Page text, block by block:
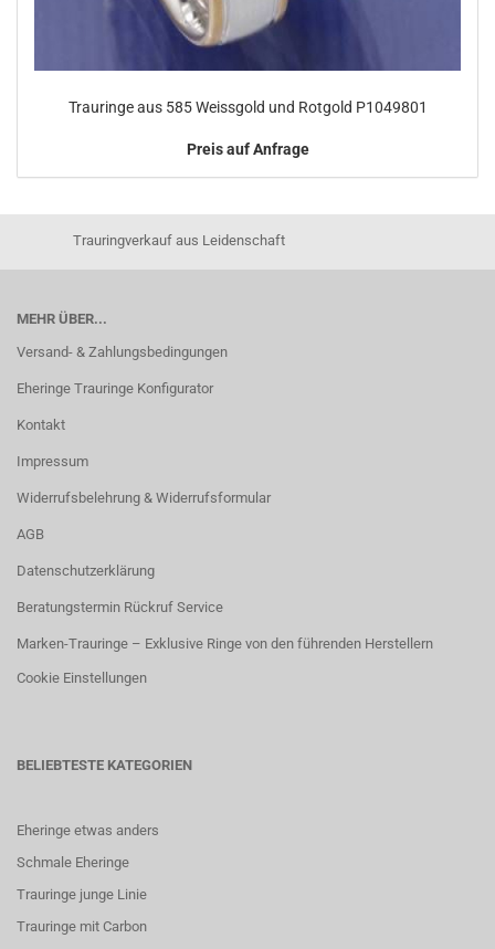
Trauringe aus 585 Weissgold und Rotgold P1049801
Preis auf Anfrage
Trauringverkauf aus Leidenschaft
MEHR ÜBER...
Versand- & Zahlungsbedingungen
Eheringe Trauringe Konfigurator
Kontakt
Impressum
Widerrufsbelehrung & Widerrufsformular
AGB
Datenschutzerklärung
Beratungstermin Rückruf Service
Marken-Trauringe – Exklusive Ringe von den führenden Herstellern
Cookie Einstellungen
BELIEBTESTE KATEGORIEN
Eheringe etwas anders
Schmale Eheringe
Trauringe junge Linie
Trauringe mit Carbon